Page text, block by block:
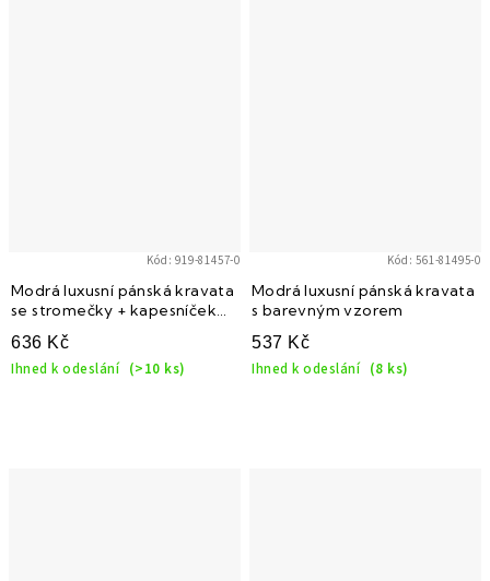
Modrá luxusní pánská kravata
se stromečky + kapesníček
sada)
636 Kč
Ihned k odeslání (>10 ks)
Kód:919-81457-0
Modrá luxusní pánská kravata
s barevným vzorem
537 Kč
Ihned k odeslání (8 ks)
Kód:561-81495-0